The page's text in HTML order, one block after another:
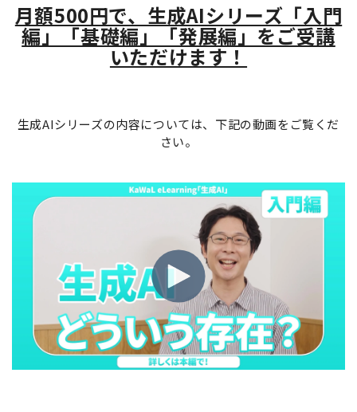
月額500円で、生成AIシリーズ「入門
編」「基礎編」「発展編」をご受講
いただけます！
生成AIシリーズの内容については、下記の動画をご覧くだ
さい。